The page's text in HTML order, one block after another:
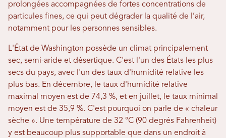
prolongées accompagnées de fortes concentrations de
particules fines, ce qui peut dégrader la qualité de l’air,
notamment pour les personnes sensibles.
L'État de Washington possède un climat principalement
sec, semi-aride et désertique. C'est l'un des États les plus
secs du pays, avec l'un des taux d'humidité relative les
plus bas. En décembre, le taux d'humidité relative
maximal moyen est de 74,3 %, et en juillet, le taux minimal
moyen est de 35,9 %. C'est pourquoi on parle de « chaleur
sèche ». Une température de 32 °C (90 degrés Fahrenheit)
y est beaucoup plus supportable que dans un endroit à